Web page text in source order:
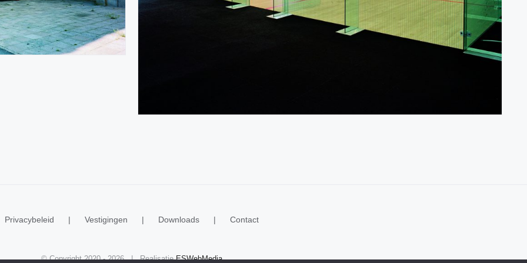
Privacybeleid Vestigingen Downloads Contact
© Copyright 2020 -2026 | RealisatieESWebMedia